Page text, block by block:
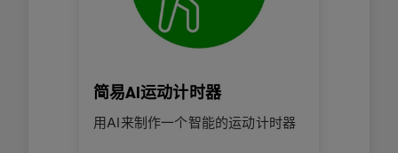
简易AI运动计时器
用AI来制作一个智能的运动计时器